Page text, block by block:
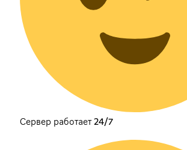
Сервер работает 24/7